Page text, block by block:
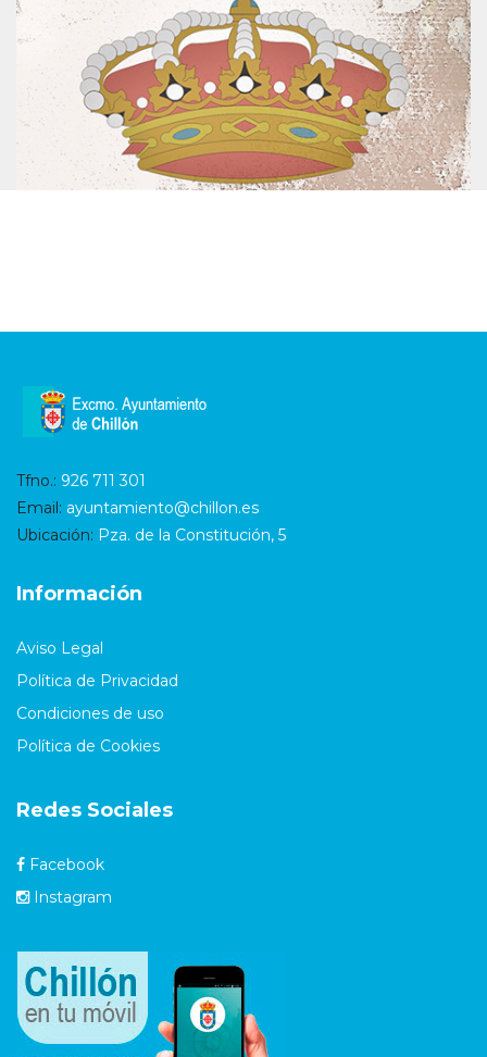
Tfno.: 926 711 301
Email: ayuntamiento@chillon.es
Ubicación: Pza. de la Constitución, 5
Información
Aviso Legal
Política de Privacidad
Condiciones de uso
Política de Cookies
Redes Sociales
Facebook
Instagram